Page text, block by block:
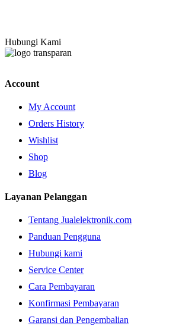
Hubungi Kami
Account
My Account
Orders History
Wishlist
Shop
Blog
Layanan Pelanggan
Tentang Jualelektronik.com
Panduan Pengguna
Hubungi kami
Service Center
Cara Pembayaran
Konfirmasi Pembayaran
Garansi dan Pengembalian